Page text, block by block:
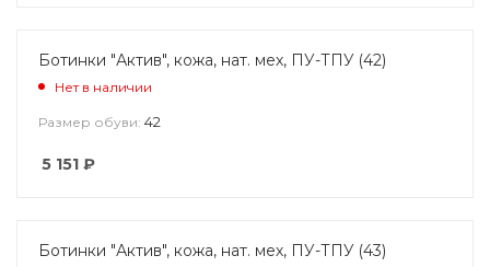
Ботинки "Актив", кожа, нат. мех, ПУ-ТПУ (42)
Нет в наличии
Размер обуви: 42
5 151 ₽
Ботинки "Актив", кожа, нат. мех, ПУ-ТПУ (43)